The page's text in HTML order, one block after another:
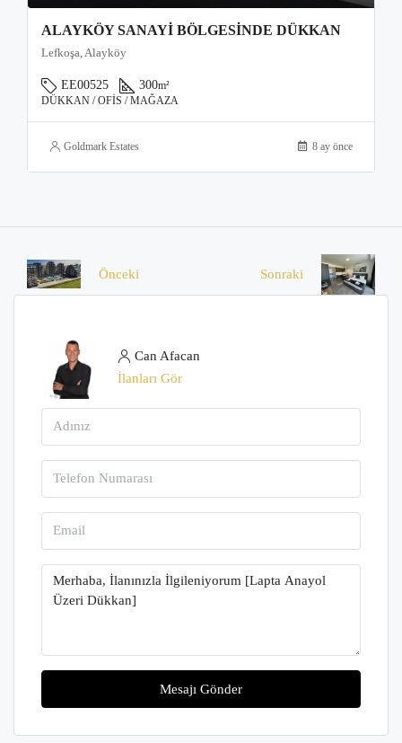
ALAYKÖY SANAYI BÖLGESINDE DÜKKAN
Lefkoşa, Alayköy
EE00525 300m²
DÜKKAN / OFIS / MAĞAZA
Goldmark Estates 8 ay önce
Önceki Sonraki
Can Afacan
İlanları Gör
Mesajı Gönder